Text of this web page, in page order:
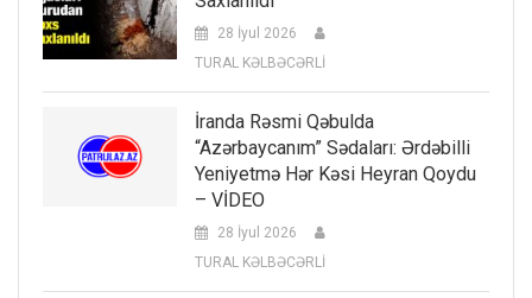
28 İyul 2026
TURAL KƏLBƏCƏRLİ
İranda Rəsmi Qəbulda
“Azərbaycanım” Sədaları: Ərdəbilli
Yeniyetmə Hər Kəsi Heyran Qoydu
– VİDEO
28 İyul 2026
TURAL KƏLBƏCƏRLİ